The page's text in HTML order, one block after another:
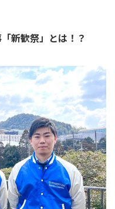
新歓祭」とは！？